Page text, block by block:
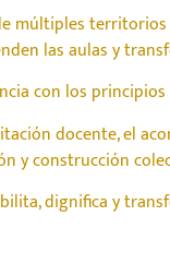
múltiples
las aulas y
con los
docente, el
y construcción
dignifica y